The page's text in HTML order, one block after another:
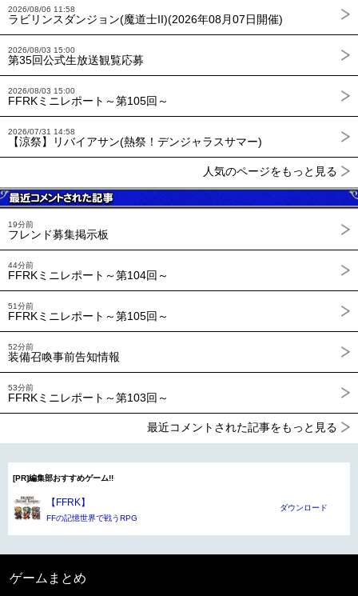
2026/08/06 11:58
ラビリンスダンジョン(魔道士II)(2026年08月07日開催)
2026/08/03 15:00
第35回公式生放送観覧応募
2026/08/03 15:00
FFRKミニレポート～第105回～
2026/07/31 14:58
【涼祭】リバイアサン(熱祭！デンジャラスサマー)
人気のページをもっと見る
19分前
フレンド募集掲示板
44分前
FFRKミニレポート～第104回～
51分前
FFRKミニレポート～第105回～
52分前
装備召喚事前告知情報
53分前
FFRKミニレポート～第103回～
最近コメントされた記事をもっと見る
[PR]編集部おすすめゲーム!!
【FFRK】
FFの記憶世界で戦うRPG
ダウンロード
ゲームまとめ